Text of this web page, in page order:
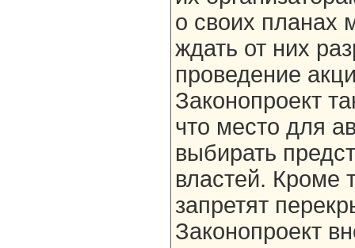
о своих планах
ждать от них
проведение
Законопроект
что место для
выбирать
властей. Кроме
запретят
Законопроект